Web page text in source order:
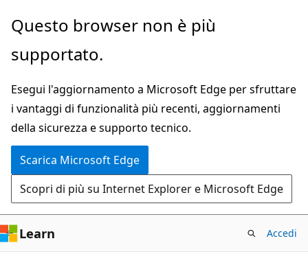
Ignora
passa
contenuto
principale
Questo browser non è più
supportato.
Esegui l'aggiornamento a Microsoft Edge per sfruttare
i vantaggi di funzionalità più recenti, aggiornamenti
della sicurezza e supporto tecnico.
Scarica Microsoft Edge
Scopri di più su Internet Explorer e Microsoft Edge
Learn Accedi